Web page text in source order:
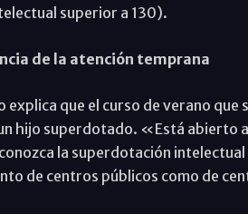
superior a 130).
de la atención temprana
explica que el curso de verano que
hijo superdotado. «Está abierto
la superdotación
de centros públicos como de